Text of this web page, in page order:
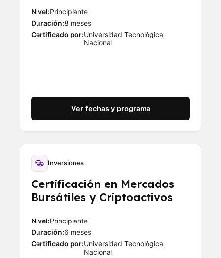
Nivel:Principiante
Duración:8 meses
Certificado por:Universidad Tecnológica
Nacional
Ver fechas y programa
Inversiones
Certificación en Mercados
Bursátiles y Criptoactivos
Nivel:Principiante
Duración:6 meses
Certificado por:Universidad Tecnológica
Nacional